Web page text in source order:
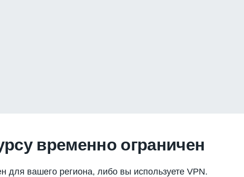
временно ограничен
для вашего региона, либо вы используете VPN.